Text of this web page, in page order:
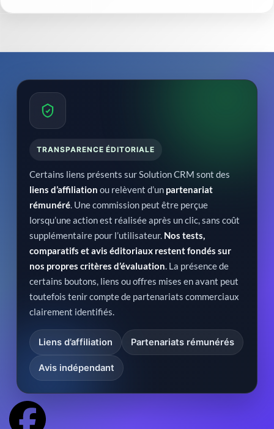
TRANSPARENCE ÉDITORIALE
Certains liens présents sur Solution CRM sont des
liens d’affiliation ou relèvent d’un partenariat
rémunéré. Une commission peut être perçue
lorsqu’une action est réalisée après un clic, sans coût
supplémentaire pour l’utilisateur. Nos tests,
comparatifs et avis éditoriaux restent fondés sur
nos propres critères d’évaluation. La présence de
certains boutons, liens ou offres mises en avant peut
toutefois tenir compte de partenariats commerciaux
clairement identifiés.
Liens d’affiliation Partenariats rémunérés
Avis indépendant